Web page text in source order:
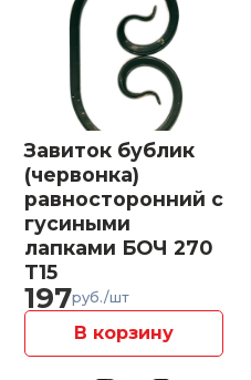
Завиток бублик
(червонка)
равносторонний с
гусиными
лапками БОЧ 270
Т15
197руб./шт
В корзину